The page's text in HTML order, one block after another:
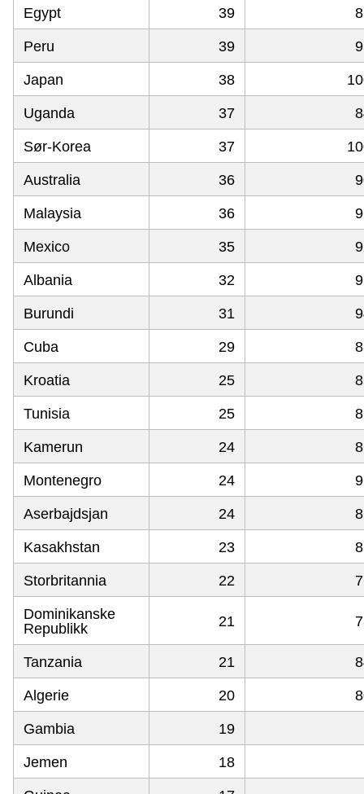
Egypt 39
Peru 39
Japan 38
Uganda 37
Sør-Korea 37
Australia 36
Malaysia 36
Mexico 35
Albania 32
Burundi 31
Cuba 29
Kroatia 25
Tunisia 25
Kamerun 24
Montenegro 24
Aserbajdsjan 24
Kasakhstan 23
Storbritannia 22
Dominikanske
Republikk
21
Tanzania 21
Algerie 20
Gambia 19
Jemen 18